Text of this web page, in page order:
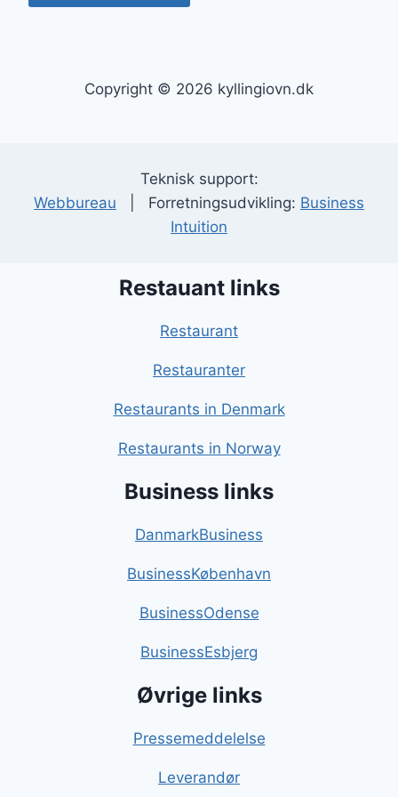
Copyright © 2026 kyllingiovn.dk
Teknisk support:
Webbureau | Forretningsudvikling: Business
Intuition
Restauant links
Restaurant
Restauranter
Restaurants in Denmark
Restaurants in Norway
Business links
DanmarkBusiness
BusinessKøbenhavn
BusinessOdense
BusinessEsbjerg
Øvrige links
Pressemeddelelse
Leverandør